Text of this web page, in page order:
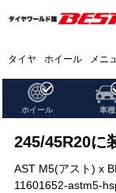
タイヤ ホイール メニ
ホイール 車種
245/45R20に
AST M5(アスト) x
11601652-astm5-